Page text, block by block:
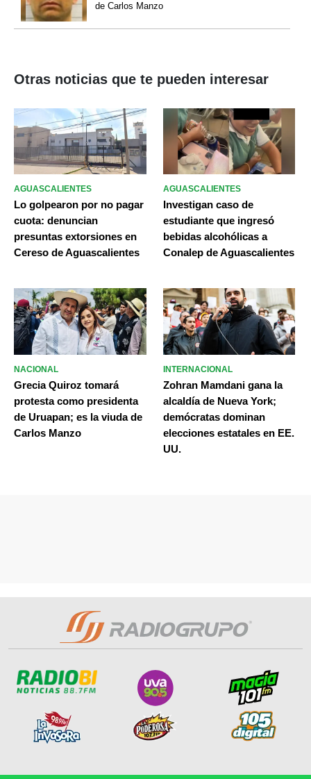
de Carlos Manzo
Otras noticias que te pueden interesar
AGUASCALIENTES
Lo golpearon por no pagar
cuota: denuncian
presuntas extorsiones en
Cereso de Aguascalientes
AGUASCALIENTES
Investigan caso de
estudiante que ingresó
bebidas alcohólicas a
Conalep de Aguascalientes
NACIONAL
Grecia Quiroz tomará
protesta como presidenta
de Uruapan; es la viuda de
Carlos Manzo
INTERNACIONAL
Zohran Mamdani gana la
alcaldía de Nueva York;
demócratas dominan
elecciones estatales en EE.
UU.